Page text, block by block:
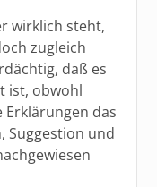
wirklich steht,
zugleich
daß es
ist, obwohl
Erklärungen das
Suggestion und